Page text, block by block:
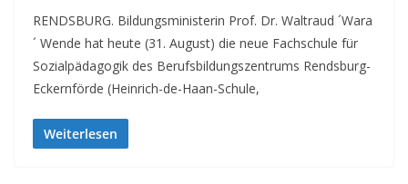
RENDSBURG. Bildungsministerin Prof. Dr. Waltraud ´Wara
´ Wende hat heute (31. August) die neue Fachschule für
Sozialpädagogik des Berufsbildungszentrums Rendsburg-
Eckernförde (Heinrich-de-Haan-Schule,
Weiterlesen